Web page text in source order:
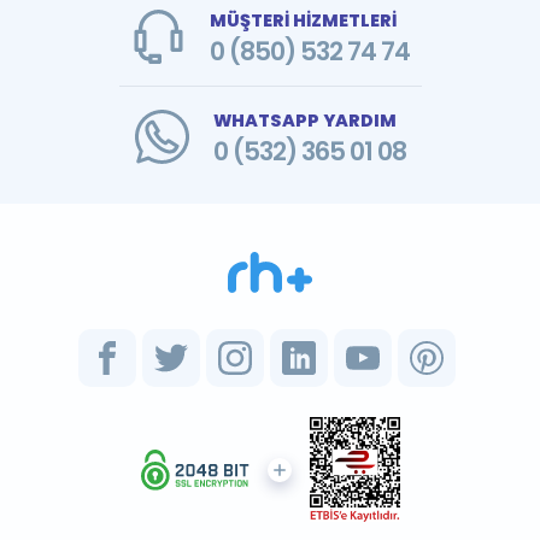
MÜŞTERİ HİZMETLERİ
0 (850) 532 74 74
WHATSAPP YARDIM
0 (532) 365 01 08